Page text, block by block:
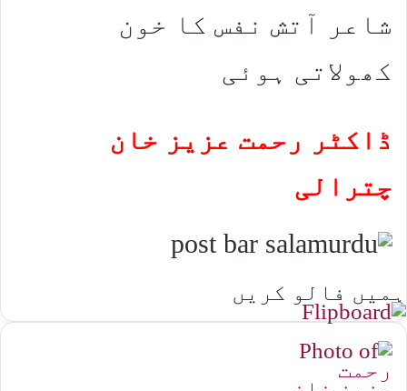
شاعر آتش نفس کا خون
کھولاتی ہوئی
ڈاکٹر رحمت عزیز خان
چترالی
ہمیں فالو کریں